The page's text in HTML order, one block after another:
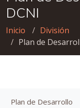
DCNI
Inicio
División
Plan de
Plan de Desarrollo